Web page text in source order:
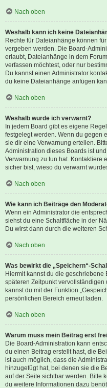
Nach oben
Weshalb kann ich keine
Rechte für Dateianhänge können
vergeben werden. Die Board-
erlaubt, Dateianhänge in dem
verfassen möchtest, oder nur
Du kannst einen Administrator
du keine Dateianhänge anfügen
Nach oben
Weshalb wurde ich verwarnt?
In jedem Board gibt es eigene
festgelegt werden. Wenn du gegen
sie dir eine Verwarnung erteilen.
Administration dieses Boards ist
Verwarnung zu tun hat. Kontaktiere
sicher bist, wieso du verwarnt
Nach oben
Wie kann ich Beiträge den
Wenn ein Administrator die
siehst du eine Schaltfläche in der
Du wirst dann durch die weiteren
Nach oben
Was bewirkt die „Speichern“-
Hiermit kannst du die
späteren Zeitpunkt
kannst du mit der Funktion
persönlichen Bereich erneut laden.
Nach oben
Warum muss mein Beitrag erst
Die Board-Administration kann
du einen Beitrag erstellt hast, die
ist auch möglich, dass die
hinzugefügt hat, bei denen sie die
auf der Seite sichtbar werden. Bitte
du weitere Informationen dazu